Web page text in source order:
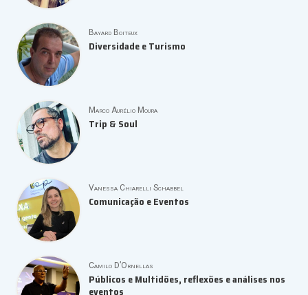
Bayard Boiteux
Diversidade e Turismo
Marco Aurélio Moura
Trip & Soul
Vanessa Chiarelli Schabbel
Comunicação e Eventos
Camilo D’Ornellas
Públicos e Multidões, reflexões e análises nos
eventos